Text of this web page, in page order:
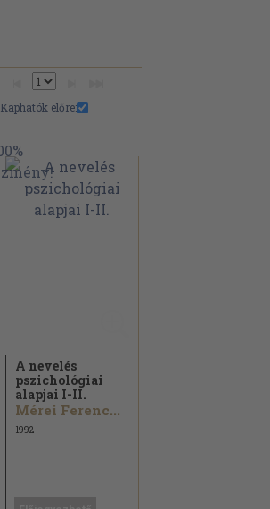
Kaphatók előre:
A nevelés
pszichológiai
alapjai I-II.
Mérei Ferenc...
1992